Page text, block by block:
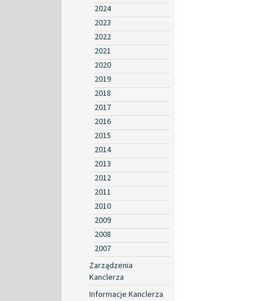
2024
2023
2022
2021
2020
2019
2018
2017
2016
2015
2014
2013
2012
2011
2010
2009
2008
2007
Zarządzenia
Kanclerza
Informacje Kanclerza